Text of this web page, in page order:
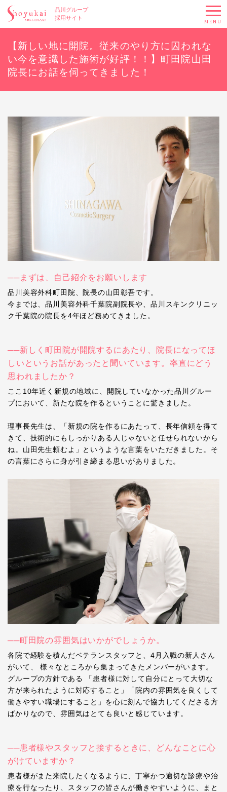
品川グループ
採用サイト
MENU
【新しい地に開院。従来のやり方に囚われな
い今を意識した施術が好評！！】町田院山田
院長にお話を伺ってきました！
──まずは、自己紹介をお願いします
品川美容外科町田院、院長の山田彰吾です。
今までは、品川美容外科千葉院副院長や、品川スキンクリニッ
ク千葉院の院長を4年ほど務めてきました。
──新しく町田院が開院するにあたり、院長になってほ
しいというお話があったと聞いています。率直にどう
思われましたか？
ここ10年近く新規の地域に、開院していなかった品川グルー
プにおいて、新たな院を作るということに驚きました。
理事長先生は、「新規の院を作るにあたって、長年信頼を得て
きて、技術的にもしっかりある人じゃないと任せられないから
ね。山田先生頼むよ」というような言葉をいただきました。そ
の言葉にさらに身が引き締まる思いがありました。
──町田院の雰囲気はいかがでしょうか。
各院で経験を積んだベテランスタッフと、4月入職の新人さん
がいて、 様々なところから集まってきたメンバーがいます。
グループの方針である 「患者様に対して自分にとって大切な
方が来られたように対応すること」「院内の雰囲気を良くして
働きやすい職場にすること」を心に刻んで協力してくださる方
ばかりなので、雰囲気はとても良いと感じています。
──患者様やスタッフと接するときに、どんなことに心
がけていますか？
患者様がまた来院したくなるように、丁寧かつ適切な診療や治
療を行なったり、スタッフの皆さんが働きやすいように、まと